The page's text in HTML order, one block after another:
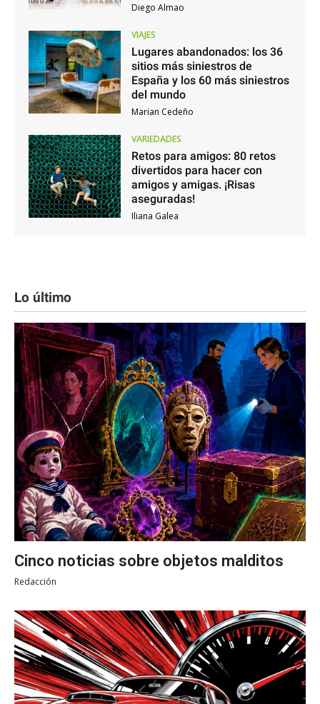
Diego Almao
VIAJES
Lugares abandonados: los 36
sitios más siniestros de
España y los 60 más siniestros
del mundo
Marian Cedeño
VARIEDADES
Retos para amigos: 80 retos
divertidos para hacer con
amigos y amigas. ¡Risas
aseguradas!
Iliana Galea
Lo último
Cinco noticias sobre objetos malditos
Redacción